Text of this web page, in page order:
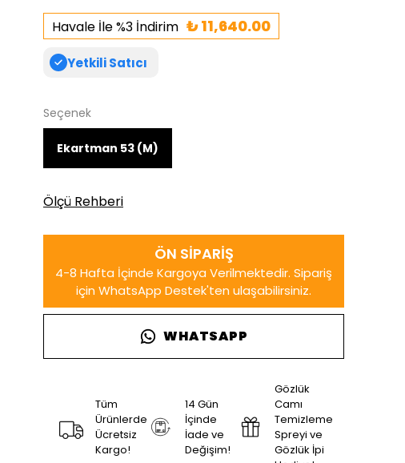
Havale İle %3 İndirim ₺ 11,640.00
Yetkili Satıcı
Seçenek
Ekartman 53 (M)
Ölçü Rehberi
WHATSAPP
Tüm
Ürünlerde
Ücretsiz
Kargo!
14 Gün
İçinde
İade ve
Değişim!
Gözlük
Camı
Temizleme
Spreyi ve
Gözlük İpi